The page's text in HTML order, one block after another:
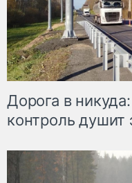
Дорога в
контроль душит